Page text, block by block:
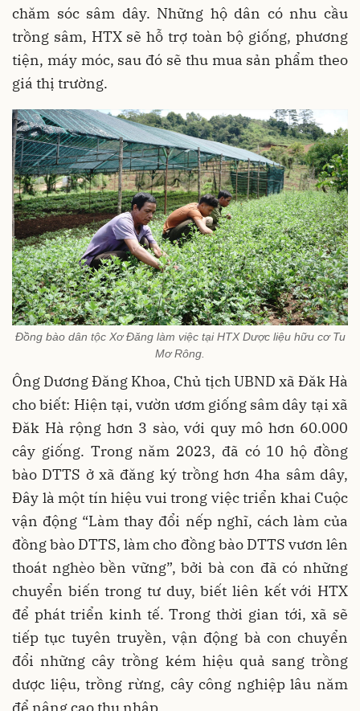
chăm sóc sâm dây. Những hộ dân có nhu cầu
trồng sâm, HTX sẽ hỗ trợ toàn bộ giống, phương
tiện, máy móc, sau đó sẽ thu mua sản phẩm theo
giá thị trường.
Đồng bào dân tộc Xơ Đăng làm việc tại HTX Dược liệu hữu cơ Tu
Mơ Rông.
Ông Dương Đăng Khoa, Chủ tịch UBND xã Đăk Hà
cho biết: Hiện tại, vườn ươm giống sâm dây tại xã
Đăk Hà rộng hơn 3 sào, với quy mô hơn 60.000
cây giống. Trong năm 2023, đã có 10 hộ đồng
bào DTTS ở xã đăng ký trồng hơn 4ha sâm dây,
Đây là một tín hiệu vui trong việc triển khai Cuộc
vận động “Làm thay đổi nếp nghĩ, cách làm của
đồng bào DTTS, làm cho đồng bào DTTS vươn lên
thoát nghèo bền vững”, bởi bà con đã có những
chuyển biến trong tư duy, biết liên kết với HTX
để phát triển kinh tế. Trong thời gian tới, xã sẽ
tiếp tục tuyên truyền, vận động bà con chuyển
đổi những cây trồng kém hiệu quả sang trồng
dược liệu, trồng rừng, cây công nghiệp lâu năm
để nâng cao thu nhập.